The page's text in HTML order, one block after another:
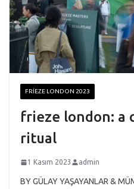
FRIEZE LONDON 2023
frieze london: a
ritual
1 Kasım 2023 admin
BY GÜLAY YAŞAYANLAR &